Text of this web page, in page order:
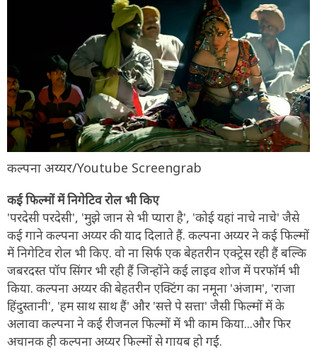
कल्पना अय्यर/Youtube Screengrab
कई फिल्मों में निगेटिव रोल भी किए
'परदेसी परदेसी', 'मुझे जान से भी प्यारा है', 'कोई यहां नाचे नाचे' जैसे
कई गाने कल्पना अय्यर की याद दिलाते हैं. कल्पना अय्यर ने कई फिल्मों
में निगेटिव रोल भी किए. वो ना सिर्फ एक बेहतरीन एक्ट्रेस रही हैं बल्कि
जबरदस्त पॉप सिंगर भी रही हैं जिन्होंने कई लाइव शोज में परफॉर्म भी
किया. कल्पना अय्यर की बेहतरीन एक्टिंग का नमूना 'अंजाम', 'राजा
हिंदुस्तानी', 'हम साथ साथ हैं' और 'सत्ते पे सत्ता' जैसी फिल्मों में के
अलावा कल्पना ने कई रीजनल फिल्मों में भी काम किया...और फिर
अचानक ही कल्पना अय्यर फिल्मों से गायब हो गईं.